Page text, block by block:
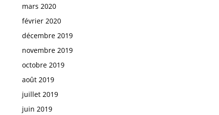
mars 2020
février 2020
décembre 2019
novembre 2019
octobre 2019
août 2019
juillet 2019
juin 2019